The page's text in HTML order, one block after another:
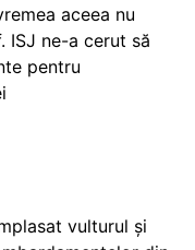
aceea nu
ISJ ne-a cerut să
pentru
vulturul și